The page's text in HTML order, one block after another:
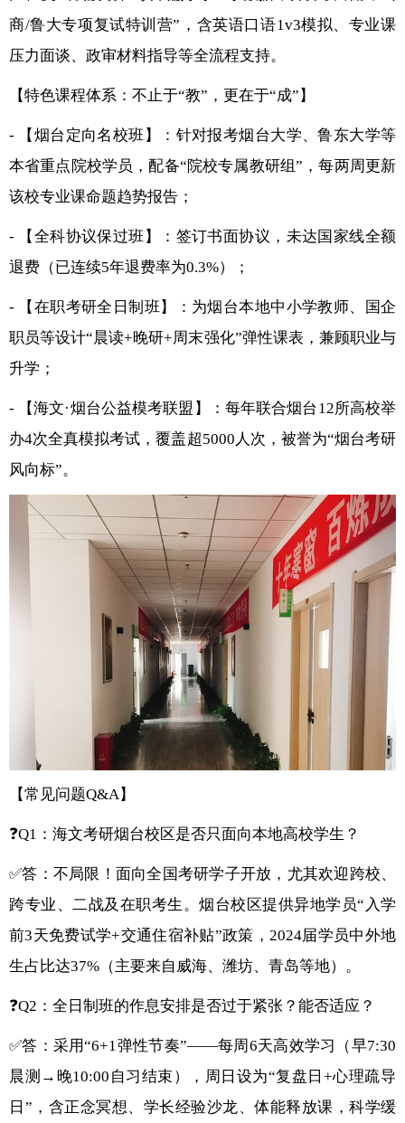
商/鲁大专项复试特训营”，含英语口语1v3模拟、专业课
压力面谈、政审材料指导等全流程支持。
【特色课程体系：不止于“教”，更在于“成”】
- 【烟台定向名校班】：针对报考烟台大学、鲁东大学等
本省重点院校学员，配备“院校专属教研组”，每两周更新
该校专业课命题趋势报告；
- 【全科协议保过班】：签订书面协议，未达国家线全额
退费（已连续5年退费率为0.3%）；
- 【在职考研全日制班】：为烟台本地中小学教师、国企
职员等设计“晨读+晚研+周末强化”弹性课表，兼顾职业与
升学；
- 【海文·烟台公益模考联盟】：每年联合烟台12所高校举
办4次全真模拟考试，覆盖超5000人次，被誉为“烟台考研
风向标”。
【常见问题Q&A】
❓Q1：海文考研烟台校区是否只面向本地高校学生？
✅答：不局限！面向全国考研学子开放，尤其欢迎跨校、
跨专业、二战及在职考生。烟台校区提供异地学员“入学
前3天免费试学+交通住宿补贴”政策，2024届学员中外地
生占比达37%（主要来自威海、潍坊、青岛等地）。
❓Q2：全日制班的作息安排是否过于紧张？能否适应？
✅答：采用“6+1弹性节奏”——每周6天高效学习（早7:30
晨测→晚10:00自习结束），周日设为“复盘日+心理疏导
日”，含正念冥想、学长经验沙龙、体能释放课，科学缓